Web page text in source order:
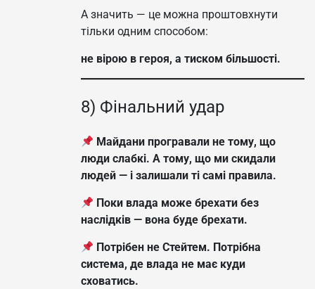
А значить — це можна проштовхнути
тільки одним способом:
не вірою в героя, а тиском більшості.
8) Фінальний удар
Майдани програвали не тому, що
люди слабкі. А тому, що ми скидали
людей — і залишали ті самі правила.
Поки влада може брехати без
наслідків — вона буде брехати.
Потрібен не Стейтем. Потрібна
система, де влада не має куди
сховатись.